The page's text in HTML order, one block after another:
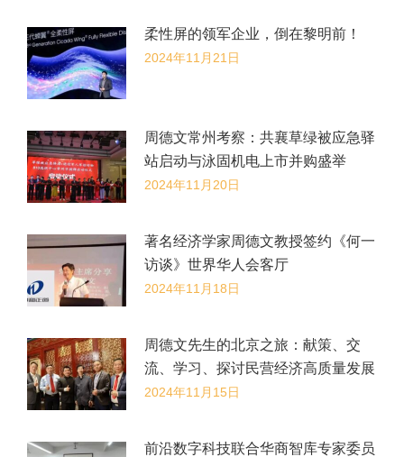
柔性屏的领军企业，倒在黎明前！
2024年11月21日
周德文常州考察：共襄草绿被应急驿
站启动与泳固机电上市并购盛举
2024年11月20日
著名经济学家周德文教授签约《何一
访谈》世界华人会客厅
2024年11月18日
​周德文先生的北京之旅：献策、交
流、学习、探讨民营经济高质量发展
2024年11月15日
前沿数字科技联合华商智库专家委员